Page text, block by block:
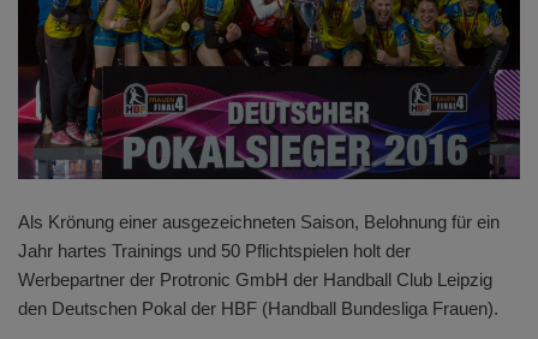
Als Krönung einer ausgezeichneten Saison, Belohnung für ein
Jahr hartes Trainings und 50 Pflichtspielen holt der
Werbepartner der Protronic GmbH der Handball Club Leipzig
den Deutschen Pokal der HBF (Handball Bundesliga Frauen).